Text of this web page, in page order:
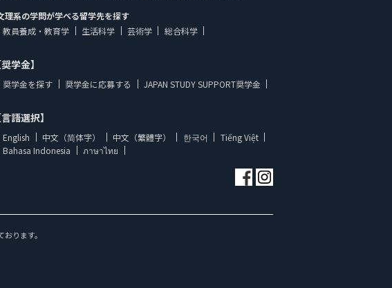
理系の学問が学べる留学先を探す
教員養成・教育学
生活科学 芸術学 総合科学
奨学金】
奨学金を探す 奨学金に応募する JAPAN STUDY SUPPORT奨学金
言語選択】
English 中文（简体字） 中文（繁體字） 한국어
Tiếng Việt
Bahasa Indonesia
ภาษาไทย
ります。